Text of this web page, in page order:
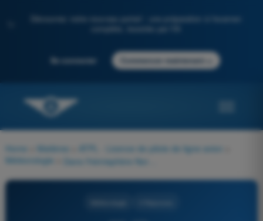
Découvrez notre nouveau portail : une préparation à l'examen
Se connecter Commencer maintenant
Home Matières ATPL - Licence de pilote de ligne avion
Météorologie